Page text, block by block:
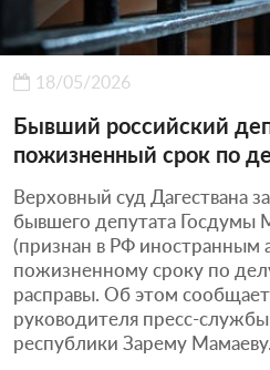
18/05/2026
Бывший российский
пожизненный срок по
Верховный суд Дагествана
бывшего депутата Госдумы
(признан в РФ иностранным
пожизненному сроку по
расправы. Об этом
руководителя пресс-
республики Зарему Мамаеву.